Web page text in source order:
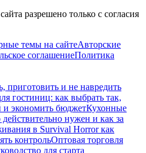
разрешено только с согласия
темы на сайтеАвторские
соглашениеПолитика
приготовить и не навредить
гостиниц: как выбрать так,
и экономить бюджетКухонные
нужен и как за
в Survival Horror как
контрольОптовая торговля
для старта